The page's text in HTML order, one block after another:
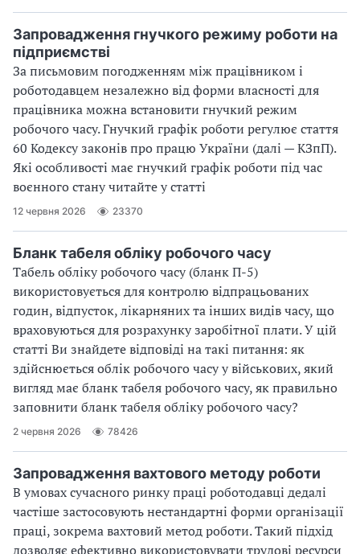
Запровадження гнучкого режиму роботи на
підприємстві
За письмовим погодженням між працівником і
роботодавцем незалежно від форми власності для
працівника можна встановити гнучкий режим
робочого часу. Гнучкий графік роботи регулює стаття
60 Кодексу законів про працю України (далі — КЗпП).
Які особливості має гнучкий графік роботи під час
воєнного стану читайте у статті
12 червня 2026 23370
Бланк табеля обліку робочого часу
Табель обліку робочого часу (бланк П-5)
використовується для контролю відпрацьованих
годин, відпусток, лікарняних та інших видів часу, що
враховуються для розрахунку заробітної плати. У цій
статті Ви знайдете відповіді на такі питання: як
здійснюється облік робочого часу у військових, який
вигляд має бланк табеля робочого часу, як правильно
заповнити бланк табеля обліку робочого часу?
2 червня 2026 78426
Запровадження вахтового методу роботи
В умовах сучасного ринку праці роботодавці дедалі
частіше застосовують нестандартні форми організації
праці, зокрема вахтовий метод роботи. Такий підхід
дозволяє ефективно використовувати трудові ресурси